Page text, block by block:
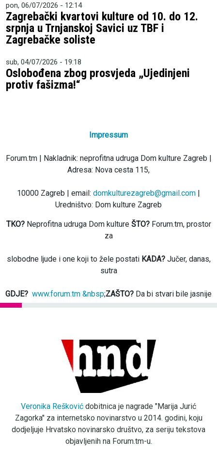
pon, 06/07/2026 - 12:14
Zagrebački kvartovi kulture od 10. do 12.
srpnja u Trnjanskoj Savici uz TBF i
Zagrebačke soliste
sub, 04/07/2026 - 19:18
Oslobođena zbog prosvjeda „Ujedinjeni
protiv fašizma!“
Impressum
Forum.tm | Nakladnik: neprofitna udruga Dom kulture Zagreb |
Adresa: Nova cesta 115,
10000 Zagreb | email: domkulturezagreb@gmail.com |
Uredništvo: Dom kulture Zagreb
TKO?Neprofitna udruga Dom kulture ŠTO?Forum.tm, prostor
za
slobodne ljude i one koji to žele postati KADA?Jučer, danas,
sutra
GDJE? www.forum.tm &nbsp;ZAŠTO? Da bi stvari bile jasnije
Veronika Rešković dobitnica je nagrade "Marija Jurić
Zagorka" za internetsko novinarstvo u 2014. godini, koju
dodjeljuje Hrvatsko novinarsko društvo, za seriju tekstova
objavljenih na Forum.tm-u.